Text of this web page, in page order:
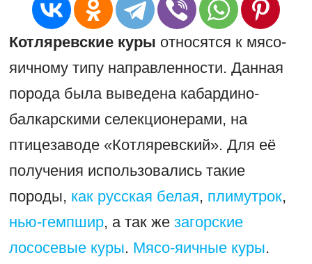
Котляревские куры относятся к мясо-
яичному типу направленности. Данная
порода была выведена кабардино-
балкарскими селекционерами, на
птицезаводе «Котляревский». Для её
получения использовались такие
породы, как русская белая, плимутрок,
нью-гемпшир, а так же загорские
лососевые куры. Мясо-яичные куры.